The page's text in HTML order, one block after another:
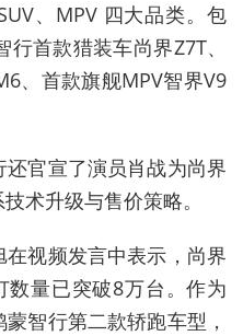
、 MPV 四大品类。包
行首款猎装车尚界Z7T、
、首款旗舰MPV智界V9
官宣了演员肖战为尚界
术升级与售价策略。
视频发言中表示，尚界
数量已突破8万台。作为
智行第二款轿跑车型，